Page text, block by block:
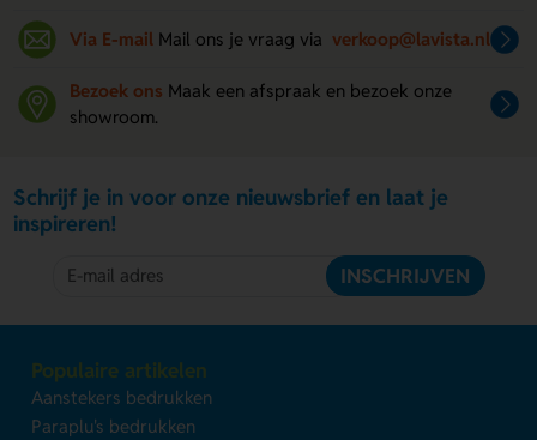
Via E-mail Mail ons je vraag via verkoop@lavista.nl
Bezoek ons Maak een afspraak en bezoek onze
showroom.
Schrijf je in voor onze nieuwsbrief en laat je
inspireren!
INSCHRIJVEN
Populaire artikelen
Aanstekers bedrukken
Paraplu's bedrukken